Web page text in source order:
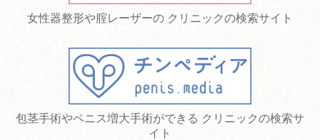
女性器整形や腟レーザーの クリニックの検索サイト
包茎手術やペニス増大手術ができる クリニックの検索サ
イト